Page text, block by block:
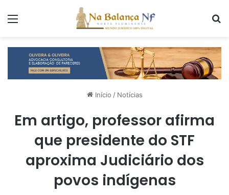
Início / Notícias
Em artigo, professor afirma
que presidente do STF
aproxima Judiciário dos
povos indígenas